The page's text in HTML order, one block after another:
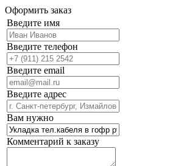
Оформить заказ
Введите имя
Введите телефон
Введите email
Введите адрес
Вам нужно
Комментарий к заказу